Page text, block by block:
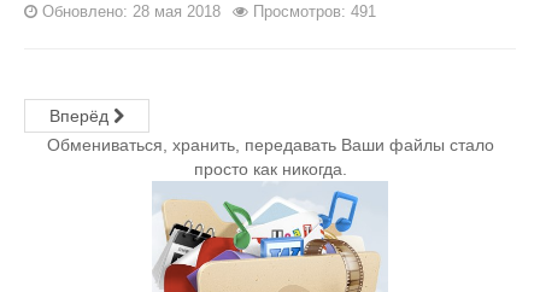
Обновлено: 28 мая 2018 Просмотров: 491
Вперёд
Обмениваться, хранить, передавать Ваши файлы стало
просто как никогда.